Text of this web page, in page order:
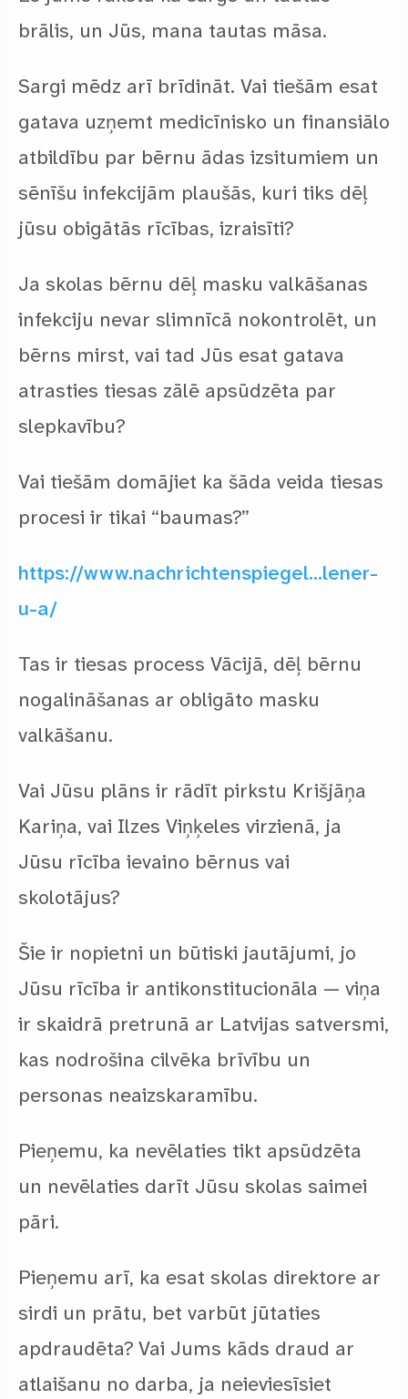
brālis, un Jūs, mana tautas māsa.
Sargi mēdz arī brīdināt. Vai tiešām esat
gatava uzņemt medicīnisko un finansiālo
atbildību par bērnu ādas izsitumiem un
sēnīšu infekcijām plaušās, kuri tiks dēļ
jūsu obigātās rīcības, izraisīti?
Ja skolas bērnu dēļ masku valkāšanas
infekciju nevar slimnīcā nokontrolēt, un
bērns mirst, vai tad Jūs esat gatava
atrasties tiesas zālē apsūdzēta par
slepkavību?
Vai tiešām domājiet ka šāda veida tiesas
procesi ir tikai “baumas?”
https://www.nachrichtenspiegel…lener-
u-a/
Tas ir tiesas process Vācijā, dēļ bērnu
nogalināšanas ar obligāto masku
valkāšanu.
Vai Jūsu plāns ir rādīt pirkstu Krišjāņa
Kariņa, vai Ilzes Viņķeles virzienā, ja
Jūsu rīcība ievaino bērnus vai
skolotājus?
Šie ir nopietni un būtiski jautājumi, jo
Jūsu rīcība ir antikonstitucionāla — viņa
ir skaidrā pretrunā ar Latvijas satversmi,
kas nodrošina cilvēka brīvību un
personas neaizskaramību.
Pieņemu, ka nevēlaties tikt apsūdzēta
un nevēlaties darīt Jūsu skolas saimei
pāri.
Pieņemu arī, ka esat skolas direktore ar
sirdi un prātu, bet varbūt jūtaties
apdraudēta? Vai Jums kāds draud ar
atlaišanu no darba, ja neieviesīsiet